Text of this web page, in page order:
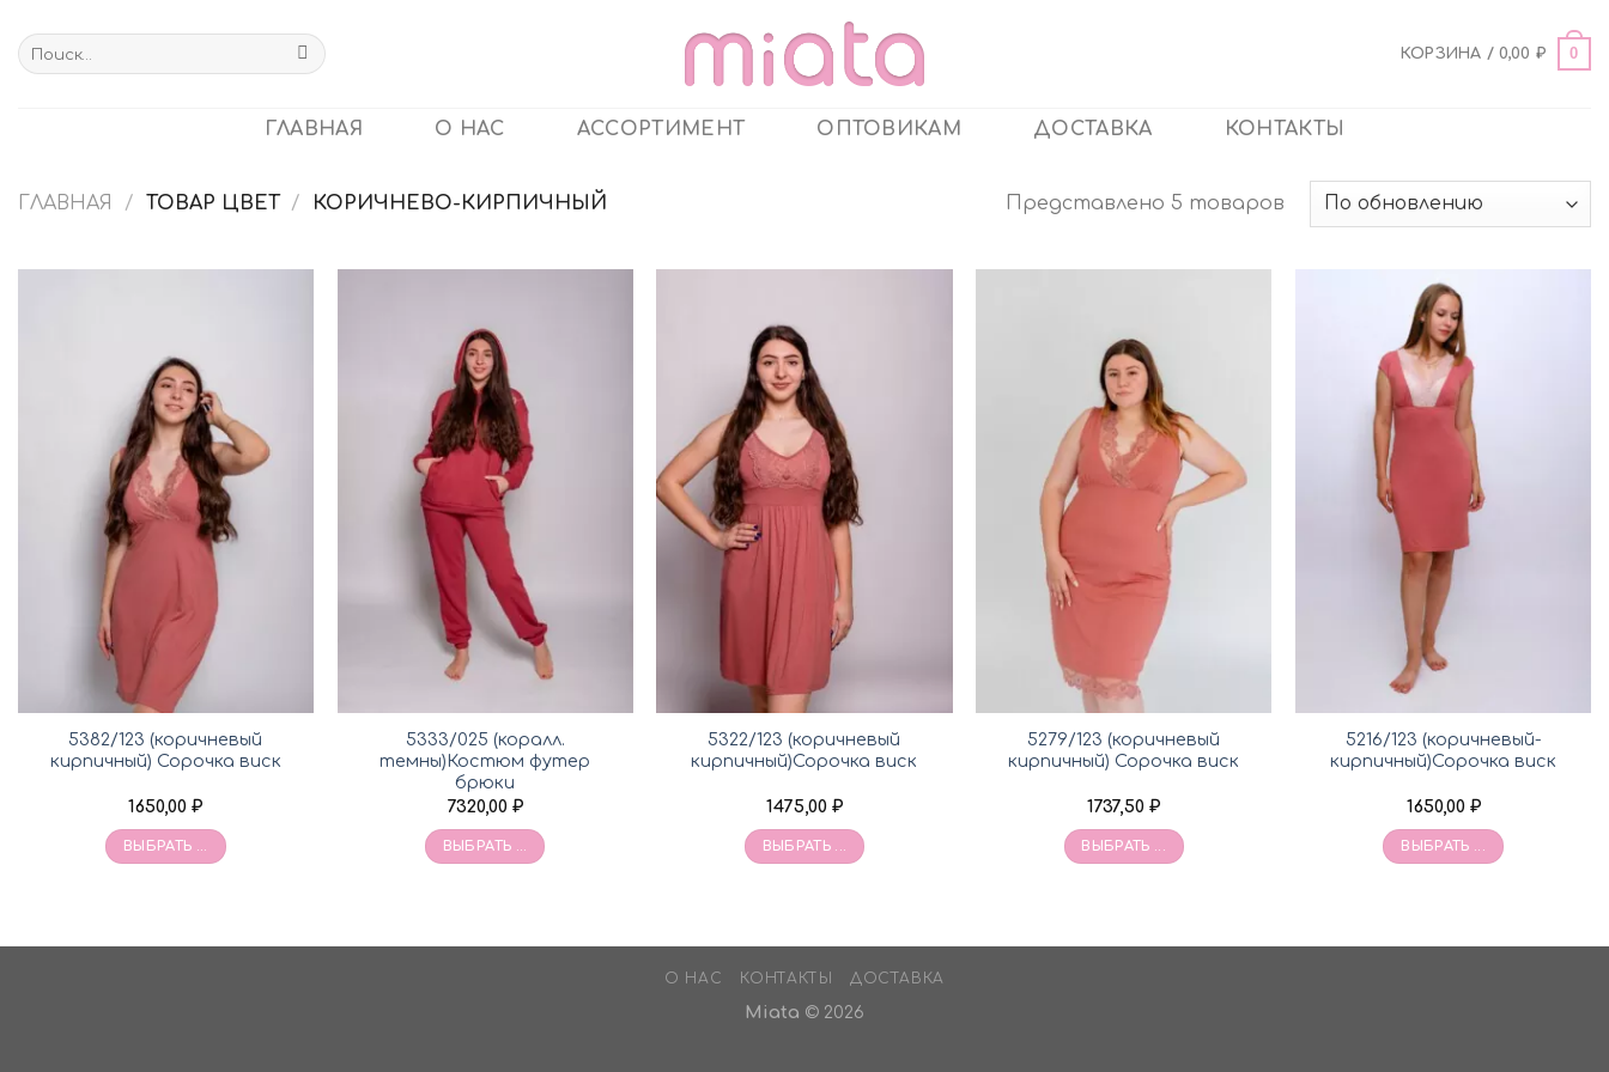
content
Искать:
КОРЗИНА /0,00 ₽ 0
ГЛАВНАЯ О НАС АССОРТИМЕНТ ОПТОВИКАМ ДОСТАВКА КОНТАКТЫ
ГЛАВНАЯ / ТОВАР ЦВЕТ / КОРИЧНЕВО-КИРПИЧНЫЙ Представлено 5 товаров
5382/123 (коричневый
кирпичный) Сорочка виск
1650,00₽
ВЫБРАТЬ ...
5333/025 (коралл.
темны)Костюм футер
брюки
7320,00 ₽
ВЫБРАТЬ ...
5322/123 (коричневый
кирпичный)Сорочка виск
1475,00 ₽
ВЫБРАТЬ ...
5279/123 (коричневый
кирпичный) Сорочка виск
1737,50₽
ВЫБРАТЬ ...
5216/123 (коричневый-
кирпичный)Сорочка виск
1650,00 ₽
ВЫБРАТЬ ...
О НАС КОНТАКТЫ ДОСТАВКА
Miata © 2026